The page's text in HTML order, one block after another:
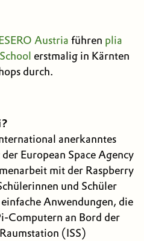
Austria führen plia
erstmalig in Kärnten
durch.
anerkanntes
European Space Agency
mit der Raspberry
und Schüler
Anwendungen, die
Computern an Bord der
(ISS)